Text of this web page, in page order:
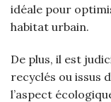
idéale pour
habitat urbain.
De plus, il est
recyclés ou issus
l’aspect